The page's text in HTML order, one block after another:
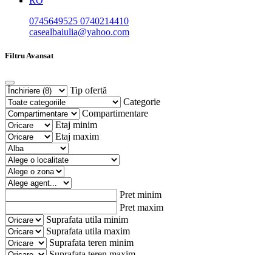
0745649525 0740214410
casealbaiulia@yahoo.com
Filtru Avansat
Tip ofertă
Categorie
Compartimentare
Etaj minim
Etaj maxim
Pret minim
Pret maxim
Suprafata utila minim
Suprafata utila maxim
Suprafata teren minim